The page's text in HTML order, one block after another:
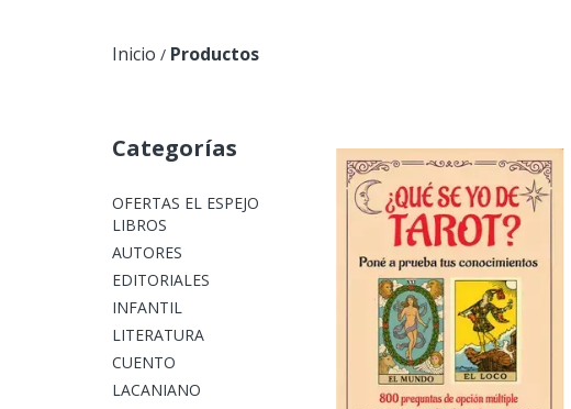
Inicio / Productos
Categorías
OFERTAS EL ESPEJO
LIBROS
AUTORES
EDITORIALES
INFANTIL
LITERATURA
CUENTO
LACANIANO